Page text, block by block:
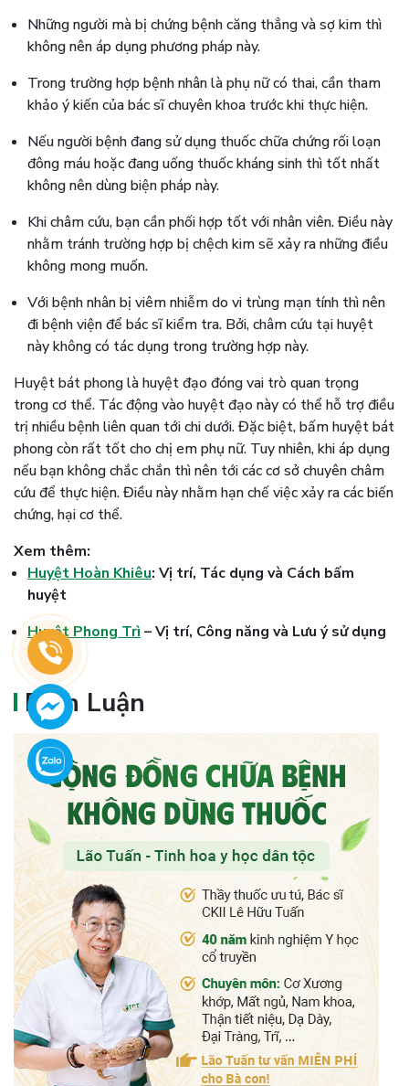
Những người mà bị chứng bệnh căng thẳng và sợ kim thì
không nên áp dụng phương pháp này.
Trong trường hợp bệnh nhân là phụ nữ có thai, cần tham
khảo ý kiến của bác sĩ chuyên khoa trước khi thực hiện.
Nếu người bệnh đang sử dụng thuốc chữa chứng rối loạn
đông máu hoặc đang uống thuốc kháng sinh thì tốt nhất
không nên dùng biện pháp này.
Khi châm cứu, bạn cần phối hợp tốt với nhân viên. Điều này
nhằm tránh trường hợp bị chệch kim sẽ xảy ra những điều
không mong muốn.
Với bệnh nhân bị viêm nhiễm do vi trùng mạn tính thì nên
đi bệnh viện để bác sĩ kiểm tra. Bởi, châm cứu tại huyệt
này không có tác dụng trong trường hợp này.
Huyệt bát phong là huyệt đạo đóng vai trò quan trọng
trong cơ thể. Tác động vào huyệt đạo này có thể hỗ trợ điều
trị nhiều bệnh liên quan tới chi dưới. Đặc biệt, bấm huyệt bát
phong còn rất tốt cho chị em phụ nữ. Tuy nhiên, khi áp dụng
nếu bạn không chắc chắn thì nên tới các cơ sở chuyên châm
cứu để thực hiện. Điều này nhằm hạn chế việc xảy ra các biến
chứng, hại cơ thể.
Xem thêm:
Huyệt Hoàn Khiêu: Vị trí, Tác dụng và Cách bấm
huyệt
Huyệt Phong Trì– Vị trí, Công năng và Lưu ý sử dụng
Bình Luận